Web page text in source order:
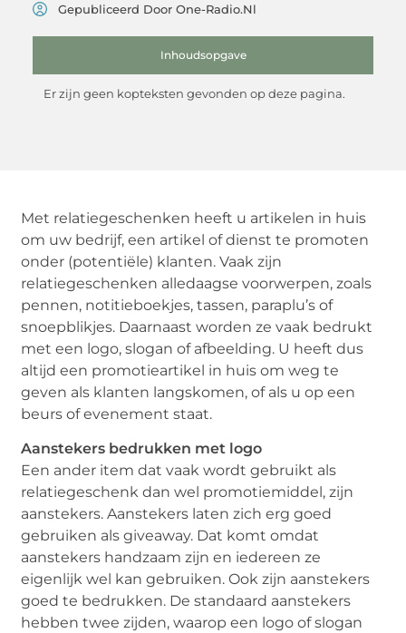
Gepubliceerd Door One-Radio.nl
Inhoudsopgave
Er zijn geen kopteksten gevonden op deze pagina.
Met relatiegeschenken heeft u artikelen in huis
om uw bedrijf, een artikel of dienst te promoten
onder (potentiële) klanten. Vaak zijn
relatiegeschenken alledaagse voorwerpen, zoals
pennen, notitieboekjes, tassen, paraplu’s of
snoepblikjes. Daarnaast worden ze vaak bedrukt
met een logo, slogan of afbeelding. U heeft dus
altijd een promotieartikel in huis om weg te
geven als klanten langskomen, of als u op een
beurs of evenement staat.
Aanstekers bedrukken met logo
Een ander item dat vaak wordt gebruikt als
relatiegeschenk dan wel promotiemiddel, zijn
aanstekers. Aanstekers laten zich erg goed
gebruiken als giveaway. Dat komt omdat
aanstekers handzaam zijn en iedereen ze
eigenlijk wel kan gebruiken. Ook zijn aanstekers
goed te bedrukken. De standaard aanstekers
hebben twee zijden, waarop een logo of slogan